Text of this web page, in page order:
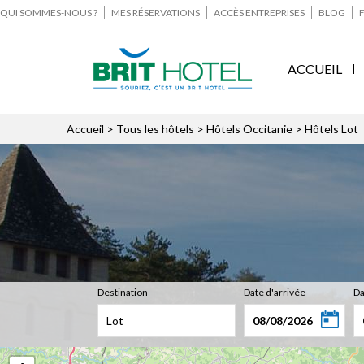
QUI SOMMES-NOUS ? MES RÉSERVATIONS ACCÈS ENTREPRISES BLOG
ACCUEIL
Accueil > Tous les hôtels > Hôtels Occitanie > Hôtels Lot
Destination Date d'arrivée